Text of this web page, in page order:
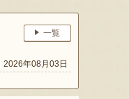
一覧
2026年08月03日